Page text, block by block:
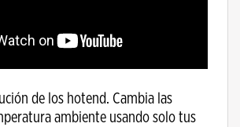
de los hotend. Cambia las
ambiente usando solo tus